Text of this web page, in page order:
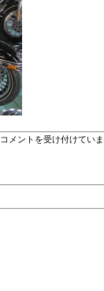
コメントを受け付けてい